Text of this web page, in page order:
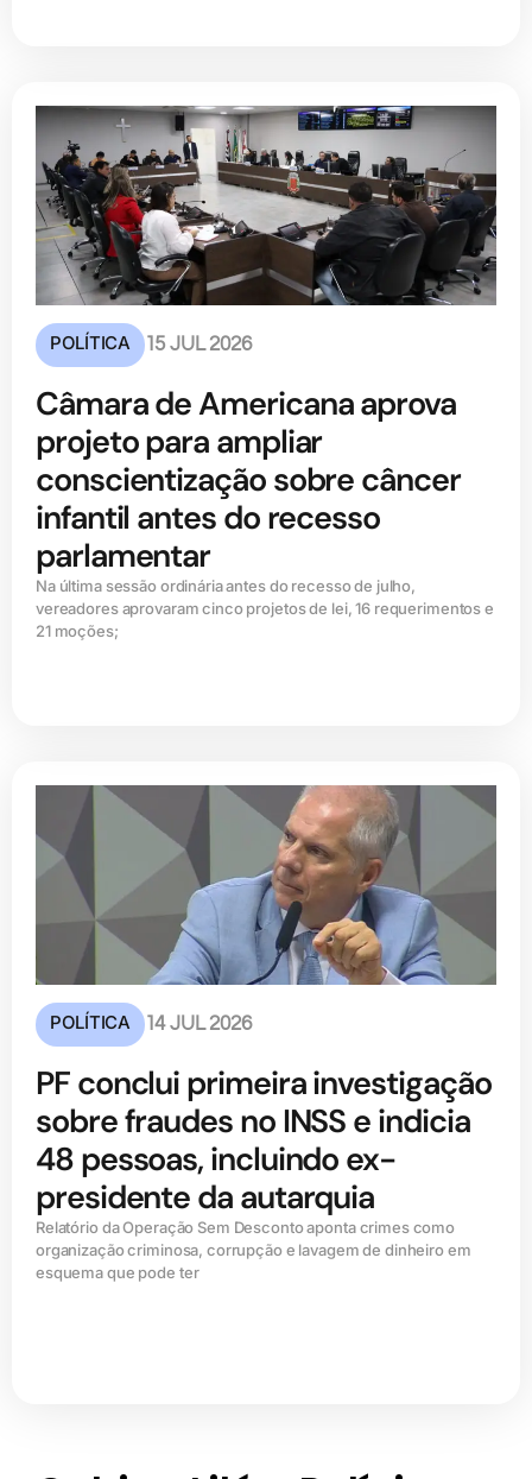
POLÍTICA 15 JUL 2026
Câmara de Americana aprova
projeto para ampliar
conscientização sobre câncer
infantil antes do recesso
parlamentar
Na última sessão ordinária antes do recesso de julho,
vereadores aprovaram cinco projetos de lei, 16 requerimentos e
21 moções;
POLÍTICA 14 JUL 2026
PF conclui primeira investigação
sobre fraudes no INSS e indicia
48 pessoas, incluindo ex-
presidente da autarquia
Relatório da Operação Sem Desconto aponta crimes como
organização criminosa, corrupção e lavagem de dinheiro em
esquema que pode ter